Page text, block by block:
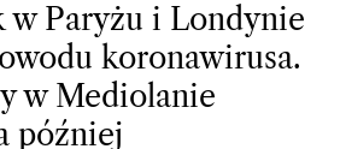
w Paryżu i Londynie
koronawirusa.
w Mediolanie
później